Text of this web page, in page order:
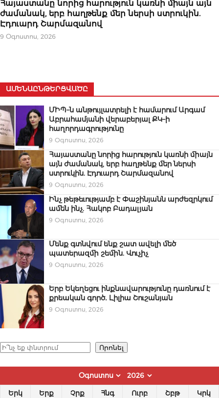
Հայաստանը նորից հարություն կառնի միայն այն
ժամանակ, երբ հաղթենք մեր ներսի ստրուկին.
Էդուարդ Շարմազանով
9 Օգոստոս, 2026
ԱՄԵՆԱԸՆԹԵՐՑՎԱԾԸ
ՄԻՊ–ն անթույլատրելի է համարում Արգամ
Աբրահամյանի վերաբերյալ ՔԿ–ի
հաղորդագրությունը
9 Օգոստոս, 2026
Հայաստանը նորից հարություն կառնի միայն
այն ժամանակ, երբ հաղթենք մեր ներսի
ստրուկին. Էդուարդ Շարմազանով
9 Օգոստոս, 2026
Ինչ թեթեւությամբ է Փաշինյանն արժեզրկում
ամեն ինչ. Հակոբ Բադալյան
9 Օգոստոս, 2026
Մենք գտնվում ենք շատ ավելի մեծ
պատերազմի շեմին. Վուչիչ
9 Օգոստոս, 2026
Երբ Եկեղեցու ինքնավարությունը դառնում է
քրեական գործ․ Լիլիա Շուշանյան
9 Օգոստոս, 2026
Որոնել Որոնել
Երկ Երք Չրք Հնգ Ուրբ Շբթ Կրկ